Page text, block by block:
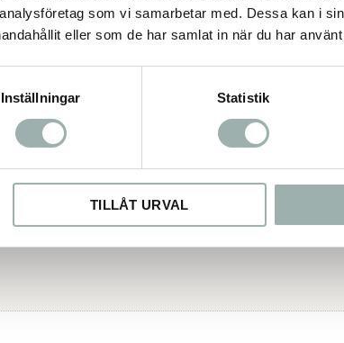
som vi samarbetar med. Dessa kan i
eller som de har samlat in när du har
Inställningar Statistik
TILLÅT URVAL
(cirka 12-24
Produkterna